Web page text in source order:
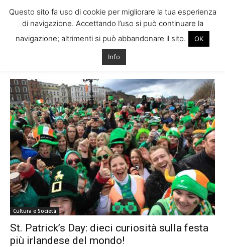
Tag: st patrick’s day mondo
Cultura e Società
St. Patrick’s Day: dieci curiosità sulla festa
più irlandese del mondo!
Questo sito fa uso di cookie per migliorare la tua esperienza
di navigazione. Accettando l’uso si può continuare la
navigazione; altrimenti si può abbandonare il sito.
OK
Info